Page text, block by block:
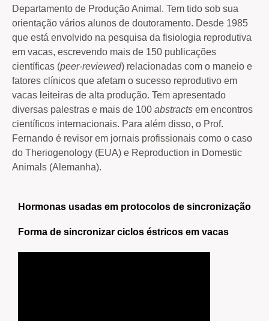
Departamento de Produção Animal. Tem tido sob sua
orientação vários alunos de doutoramento. Desde 1985
que está envolvido na pesquisa da fisiologia reprodutiva
em vacas, escrevendo mais de 150 publicações
científicas (peer-reviewed) relacionadas com o maneio e
fatores clínicos que afetam o sucesso reprodutivo em
vacas leiteiras de alta produção. Tem apresentado
diversas palestras e mais de 100 abstracts em encontros
científicos internacionais. Para além disso, o Prof.
Fernando é revisor em jornais profissionais como o caso
do Theriogenology (EUA) e Reproduction in Domestic
Animals (Alemanha).
Hormonas usadas em protocolos de sincronização
Forma de sincronizar ciclos éstricos em vacas